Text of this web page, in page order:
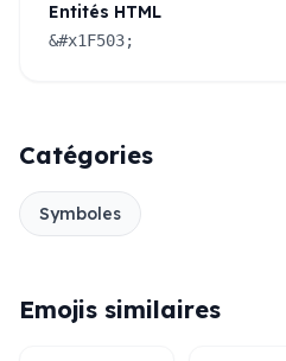
Entités HTML
&#x1F503;
Catégories
Symboles
Emojis similaires